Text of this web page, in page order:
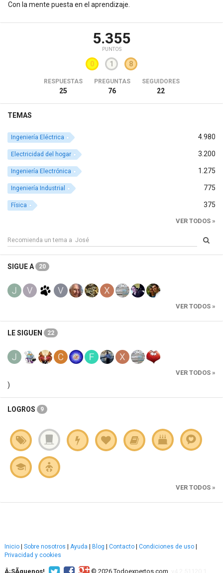
Con la mente puesta en el aprendizaje.
5.355
PUNTOS
0 1 8
RESPUESTAS
25
PREGUNTAS
76
SEGUIDORES
22
TEMAS
4.980
Ingeniería Eléctrica
3.200
Electricidad del hogar
1.275
Ingeniería Electrónica
775
Ingeniería Industrial
375
Física
VER TODOS »
SIGUE A 20
VER TODOS »
LE SIGUEN 22
VER TODOS »
)
LOGROS 9
VER TODOS »
Inicio | Sobre nosotros | Ayuda | Blog | Contacto | Condiciones de uso |
Privacidad y cookies
Â¡SÃ­guenos! © 2026 Todoexpertos.com.